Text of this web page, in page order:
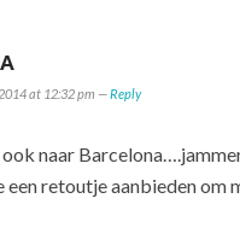
at 12:32 pm —Reply
naar
een retoutje aanbieden om